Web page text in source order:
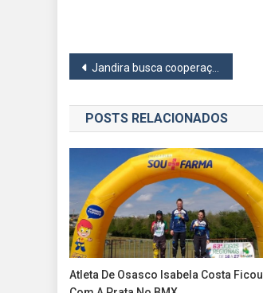
Navegação
de
Post
Jandira busca cooperação com outros municípios para resolver déficit de vagas para Covid-19
POSTS RELACIONADOS
Atleta De Osasco Isabela Costa Ficou